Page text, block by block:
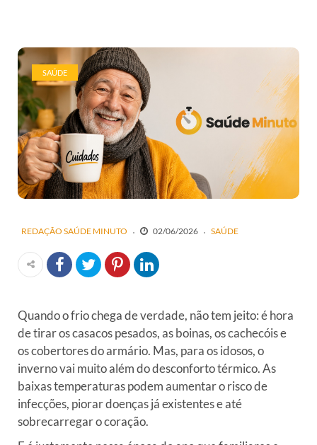
SAÚDE
REDAÇÃO SAÚDE MINUTO 02/06/2026 SAÚDE
Quando o frio chega de verdade, não tem jeito: é hora
de tirar os casacos pesados, as boinas, os cachecóis e
os cobertores do armário. Mas, para os idosos, o
inverno vai muito além do desconforto térmico. As
baixas temperaturas podem aumentar o risco de
infecções, piorar doenças já existentes e até
sobrecarregar o coração.